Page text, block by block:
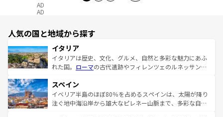
AD
AD
人気の国と地域から探す
イタリア
イタリアは歴史、文化、グルメ、自然と多彩な魅力にあふ
れた国。 ローマの古代遺跡やフィレンツェのルネッサンス
ろん、トスカーナの美しい田園風景やアマルフィ海岸の絶
景など、自然景観も見逃せない。観光の合間には、本場の
ピザやパスタなど、絶品のイタリア料理を堪能することも
スペイン
イベリア半島のほぼ80％を占めるスペインは、太陽が降り
注ぐ地中海沿岸から雄大なピレネー山脈まで、多彩な自然